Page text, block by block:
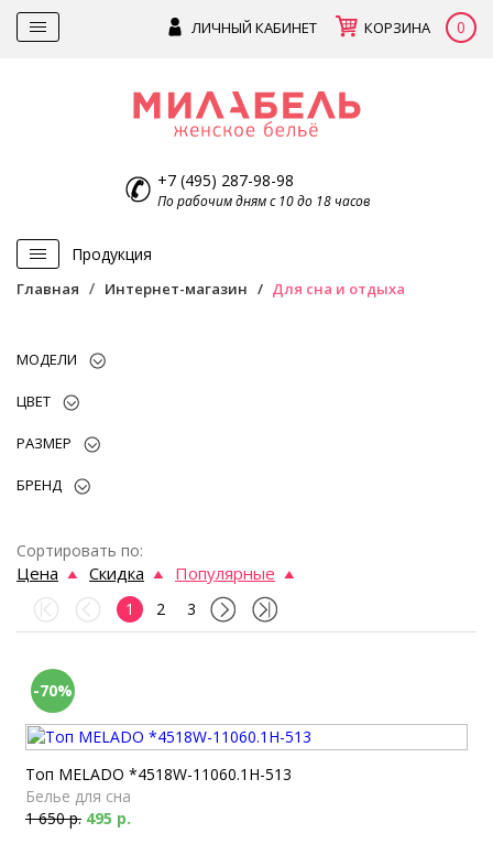
ЛИЧНЫЙ КАБИНЕТ КОРЗИНА 0
+7 (495) 287-98-98
По рабочим дням с 10 до 18 часов
Продукция
Главная Интернет-магазин Для сна и отдыха
МОДЕЛИ
ЦВЕТ
РАЗМЕР
БРЕНД
Сортировать по:
Цена Скидка Популярные
1 2 3
-70%
Топ MELADO *4518W-11060.1H-513
Белье для сна
1 650 р. 495 р.